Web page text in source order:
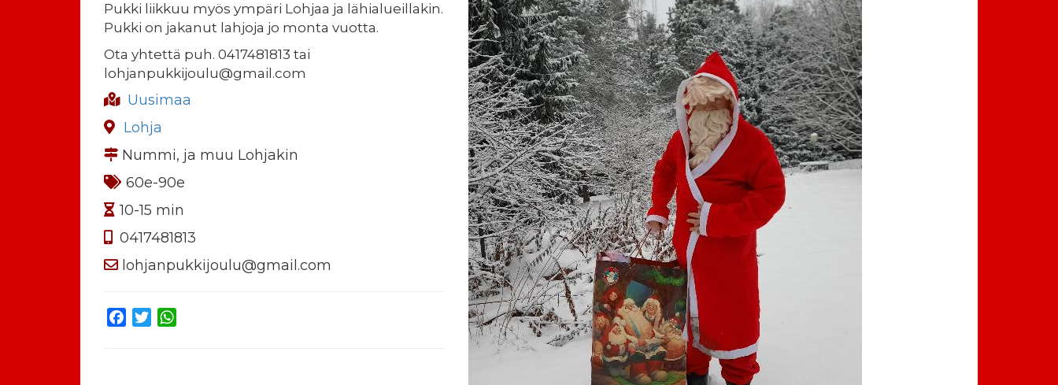
Pukki liikkuu myös ympäri Lohjaa ja lähialueillakin.
Pukki on jakanut lahjoja jo monta vuotta.
Ota yhtettä puh. 0417481813 tai
lohjanpukkijoulu@gmail.com
Uusimaa
Lohja
Nummi, ja muu Lohjakin
60e-90e
10-15 min
0417481813
lohjanpukkijoulu@gmail.com
Facebook
Twitter